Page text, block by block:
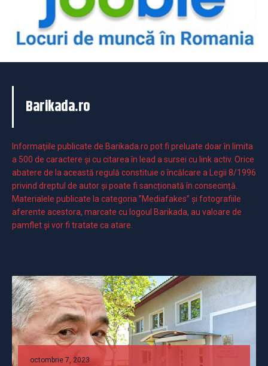
Barikada.ro
Informaţiile publicate de Barikada.ro pot fi preluate doar în limita
a 500 de caractere şi cu citarea în lead a sursei cu link activ. Orice
abatere de la această regulă constituie o încălcare a Legii 8/1996
privind dreptul de autor și poate fi sancționată în consecință.
Materialele publicate la categoria ”Mediafakes” și fotografiile
aferente acestora, marcate cu logoul Barikada, au valoare de
pamflet și vor fi tratate ca atare.
octombrie 7, 2023